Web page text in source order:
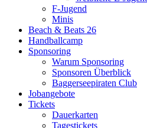
F-Jugend
Minis
Beach & Beats 26
Handballcamp
Sponsoring
Warum Sponsoring
Sponsoren Überblick
Baggerseepiraten Club
Jobangebote
Tickets
Dauerkarten
Tagestickets